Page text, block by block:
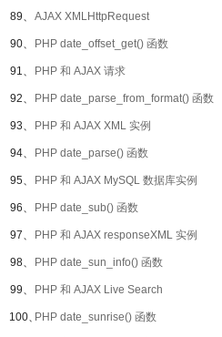
89、 AJAX XMLHttpRequest
90、 PHP date_offset_get() 函数
91、 PHP 和 AJAX 请求
92、 PHP date_parse_from_format() 函数
93、 PHP 和 AJAX XML 实例
94、 PHP date_parse() 函数
95、 PHP 和 AJAX MySQL 数据库实例
96、 PHP date_sub() 函数
97、 PHP 和 AJAX responseXML 实例
98、 PHP date_sun_info() 函数
99、 PHP 和 AJAX Live Search
100、PHP date_sunrise() 函数